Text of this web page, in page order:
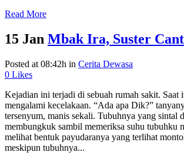
Read More
15 Jan Mbak Ira, Suster
Posted at 08:42h in Cerita Dewasa
0 Likes
Kejadian ini terjadi di sebuah rumah sakit. Saat
mengalami kecelakaan. “Ada apa Dik?”
tersenyum, manis sekali. Tubuhnya yang sintal
membungkuk sambil memeriksa suhu tubuhku
melihat bentuk payudaranya yang terlihat
meskipun tubuhnya...